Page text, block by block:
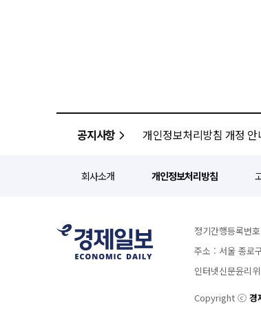
공지사항 개인정보처리방침 개정
회사소개 개인정보처리방침
정기간행등록번
주소 : 서울 종로
인터넷신문윤리
Copyright ⓒ 경